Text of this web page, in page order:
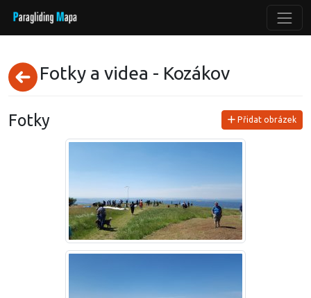
Fotky a videa - Kozákov
Fotky Přidat obrázek